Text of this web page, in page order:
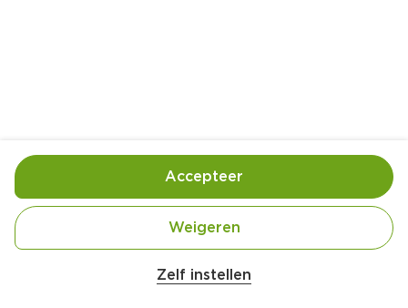
Zelf instellen
Weigeren
Accepteer